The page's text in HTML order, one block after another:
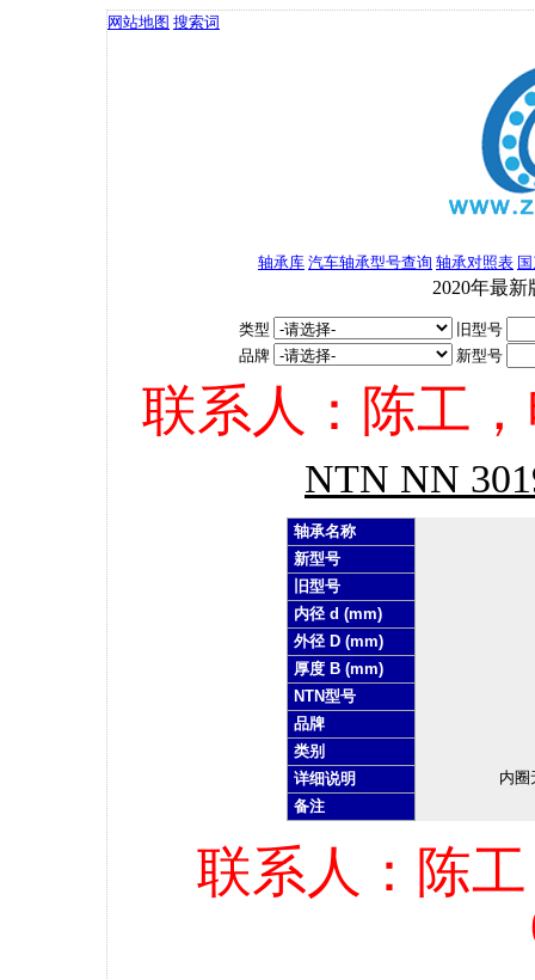
网站地图 搜索词
轴承库 汽车轴承型号查询 轴承对照表
2020年最新
类型
旧型号
品牌
新型号
联系人：陈工，
NTN NN
轴承名称
新型号
旧型号
内径 d (mm)
外径 D (mm)
厚度 B (mm)
NTN型号
品牌
类别
详细说明
内圈
备注
联系人：陈